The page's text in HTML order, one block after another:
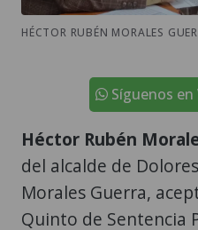
HÉCTOR RUBÉN MORALES
Síguenos
Héctor Rubén
del alcalde de
Morales Guerra,
Quinto de Sentencia